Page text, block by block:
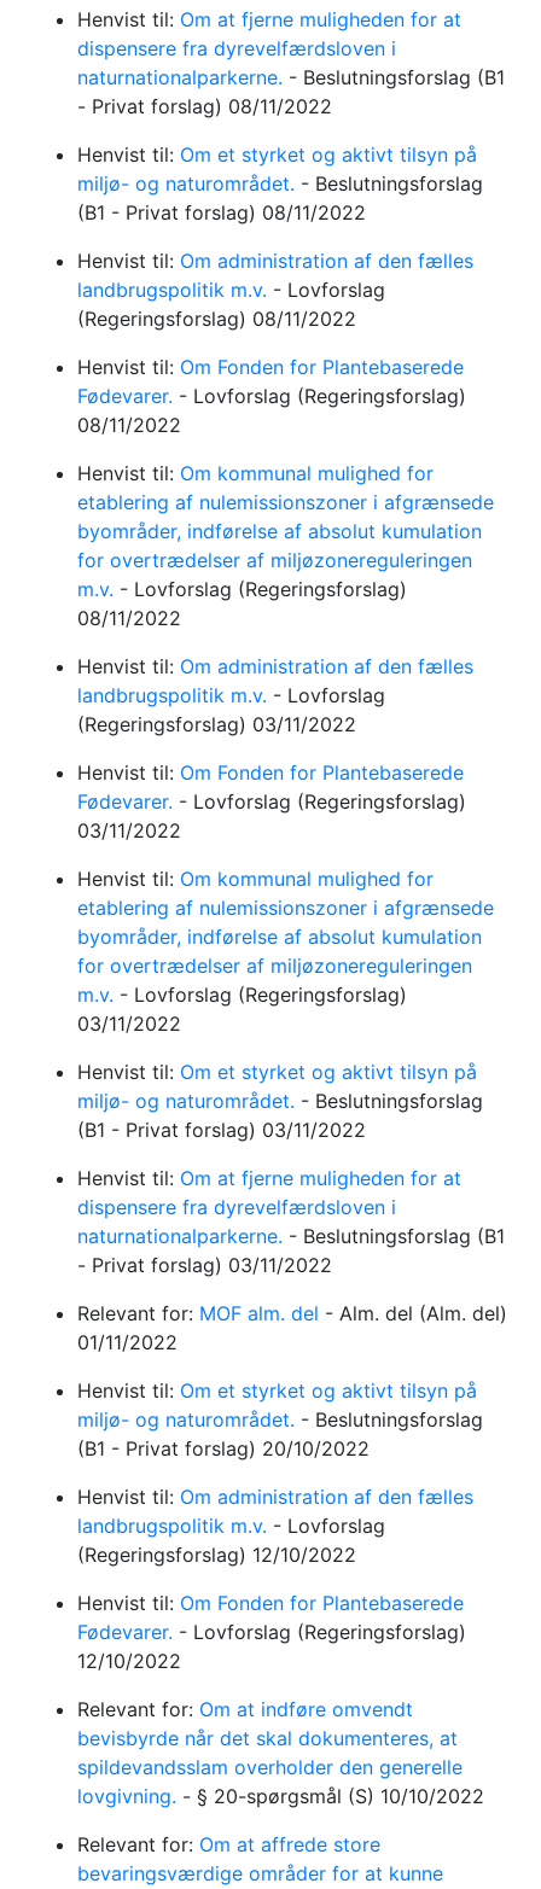
Henvist til: Om at fjerne muligheden for at
dispensere fra dyrevelfærdsloven i
naturnationalparkerne. - Beslutningsforslag (B1
- Privat forslag) 08/11/2022
Henvist til: Om et styrket og aktivt tilsyn på
miljø- og naturområdet. - Beslutningsforslag
(B1 - Privat forslag) 08/11/2022
Henvist til: Om administration af den fælles
landbrugspolitik m.v. - Lovforslag
(Regeringsforslag) 08/11/2022
Henvist til: Om Fonden for Plantebaserede
Fødevarer. - Lovforslag (Regeringsforslag)
08/11/2022
Henvist til: Om kommunal mulighed for
etablering af nulemissionszoner i afgrænsede
byområder, indførelse af absolut kumulation
for overtrædelser af miljøzonereguleringen
m.v. - Lovforslag (Regeringsforslag)
08/11/2022
Henvist til: Om administration af den fælles
landbrugspolitik m.v. - Lovforslag
(Regeringsforslag) 03/11/2022
Henvist til: Om Fonden for Plantebaserede
Fødevarer. - Lovforslag (Regeringsforslag)
03/11/2022
Henvist til: Om kommunal mulighed for
etablering af nulemissionszoner i afgrænsede
byområder, indførelse af absolut kumulation
for overtrædelser af miljøzonereguleringen
m.v. - Lovforslag (Regeringsforslag)
03/11/2022
Henvist til: Om et styrket og aktivt tilsyn på
miljø- og naturområdet. - Beslutningsforslag
(B1 - Privat forslag) 03/11/2022
Henvist til: Om at fjerne muligheden for at
dispensere fra dyrevelfærdsloven i
naturnationalparkerne. - Beslutningsforslag (B1
- Privat forslag) 03/11/2022
Relevant for: MOF alm. del - Alm. del (Alm. del)
01/11/2022
Henvist til: Om et styrket og aktivt tilsyn på
miljø- og naturområdet. - Beslutningsforslag
(B1 - Privat forslag) 20/10/2022
Henvist til: Om administration af den fælles
landbrugspolitik m.v. - Lovforslag
(Regeringsforslag) 12/10/2022
Henvist til: Om Fonden for Plantebaserede
Fødevarer. - Lovforslag (Regeringsforslag)
12/10/2022
Relevant for: Om at indføre omvendt
bevisbyrde når det skal dokumenteres, at
spildevandsslam overholder den generelle
lovgivning. - § 20-spørgsmål (S) 10/10/2022
Relevant for: Om at affrede store
bevaringsværdige områder for at kunne